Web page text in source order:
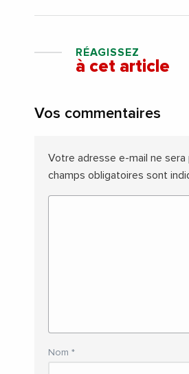
RÉAGISSEZ
à cet article
Vos commentaires
Votre adresse e-mail ne sera
champs obligatoires sont
Nom *